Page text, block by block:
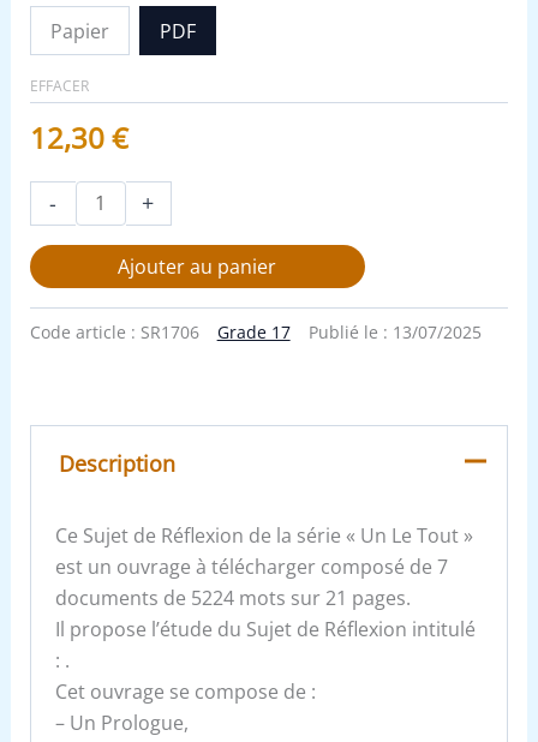
Papier PDF
EFFACER
12,30€
- +
Ajouter au panier
Code article : SR1706 Grade 17 Publié le : 13/07/2025
Description
Ce Sujet de Réflexion de la série « Un Le Tout »
est un ouvrage à télécharger composé de 7
documents de 5224 mots sur 21 pages.
Il propose l’étude du Sujet de Réflexion intitulé
: .
Cet ouvrage se compose de :
– Un Prologue,